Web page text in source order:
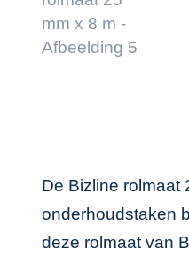
De Bizline rolmaat
onderhoudstaken
deze rolmaat van